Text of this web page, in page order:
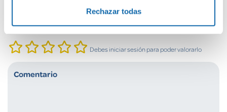
Rechazar todas
¡Sé el primero en valorar este producto!
Debes iniciar sesión para poder valorarlo